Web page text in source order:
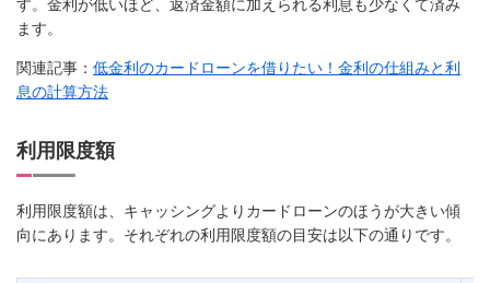
す。金利が低いほど、返済金額に加えられる利息も少なくて済み
ます。
関連記事： 低金利のカードローンを借りたい！金利の仕組みと利
息の計算方法
利用限度額
利用限度額は、キャッシングよりカードローンのほうが大きい傾
向にあります。それぞれの利用限度額の目安は以下の通りです。